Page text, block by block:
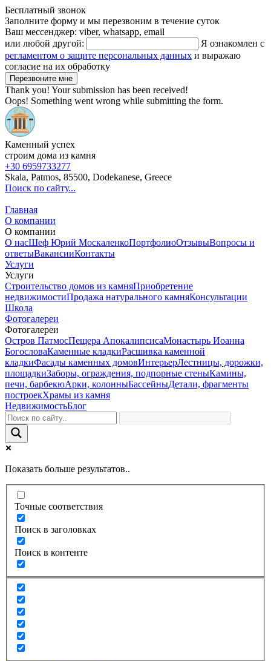
Бесплатный звонок
Заполните форму и мы перезвоним в течение суток
Ваш мессенджер: viber, whatsapp, email
или любой другой:
Я ознакомлен с
регламентом о защите персональных данных и выражаю
согласие на их обработку
Thank you! Your submission has been received!
Oops! Something went wrong while submitting the form.
Каменный успех
строим дома из камня
+30 6959733277
Skala, Patmos, 85500, Dodekanese, Greece
Поиск по сайту...
Главная
О компании
О компании
О насШеф Юрий МоскаленкоПортфолиоОтзывыВопросы и
ответыВакансииКонтакты
Услуги
Услуги
Строительство домов из камняПриобретение
недвижимостиПродажа натурального камняКонсультации
Школа
Фотогалереи
Фотогалереи
Остров ПатмосПещера АпокалипсисаМонастырь Иоанна
БогословаКаменные кладкиРасшивка каменной
кладкиФасады каменных домовИнтерьерЛестницы, дорожки,
площадкиЗаборы, ограждения, подпорные стеныКамины,
печи, барбекюАрки, колонныБассейныДетали, фрагменты
построекХрамы из камня
НедвижимостьБлог
Показать больше результатов..
Точные соответствия
Поиск в заголовках
Поиск в контенте